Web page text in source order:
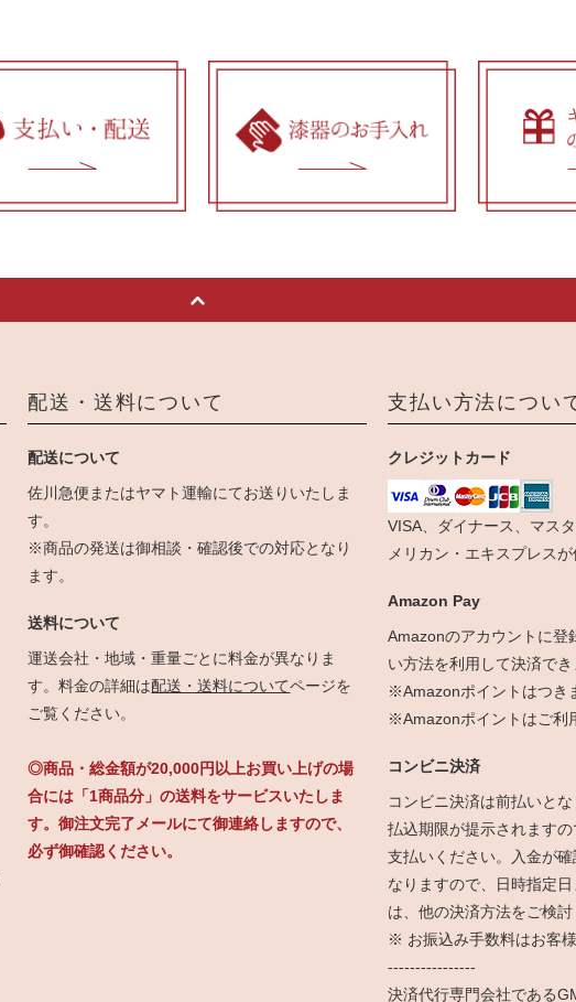
配送・送料について
配送について
佐川急便またはヤマト運輸にてお送りいたしま
す。
※商品の発送は御相談・確認後での対応となり
ます。
送料について
運送会社・地域・重量ごとに料金が異なりま
す。料金の詳細は配送・送料についてページを
ご覧ください。
◎商品・総金額が20,000円以上お買い上げの場
合には「1商品分」の送料をサービスいたしま
す。御注文完了メールにて御連絡しますので、
必ず御確認ください。
支払い方法につい
クレジットカード
VISA、ダイナース、マス
メリカン・エキスプレスが
Amazon Pay
Amazonのアカウントに登
い方法を利用して決済でき
※Amazonポイントはつき
※Amazonポイントはご利
コンビニ決済
コンビニ決済は前払いとな
払込期限が提示されます
支払いください。入金が
なりますので、日時指定
は、他の決済方法をご検討
※ お振込み手数料はお客様
----------------
決済代行専門会社である